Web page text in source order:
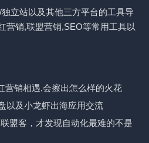
立站以及其他三方平台的工具导
营销,联盟营销,SEO等常用工具以
营销相遇,会擦出怎么样的火花
以及小龙虾出海应用交流
盟客，才发现自动化最难的不是